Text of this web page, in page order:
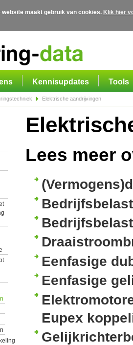
website maakt gebruik van cookies. Klik hier
Kennisupdates Tools
Elektrische aandrijvingen
Lees meer
Eenfasige
Eenfasige
Eupex